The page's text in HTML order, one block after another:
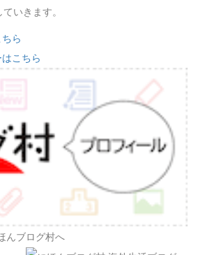
いきます。
ら
こちら